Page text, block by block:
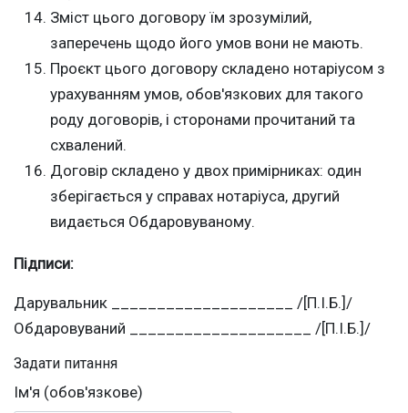
Зміст цього договору їм зрозумілий,
заперечень щодо його умов вони не мають.
Проєкт цього договору складено нотаріусом з
урахуванням умов, обов'язкових для такого
роду договорів, і сторонами прочитаний та
схвалений.
Договір складено у двох примірниках: один
зберігається у справах нотаріуса, другий
видається Обдаровуваному.
Підписи:
Дарувальник ____________________ /[П.І.Б.]/
Обдаровуваний ____________________ /[П.І.Б.]/
Задати питання
Ім'я (обов'язкове)